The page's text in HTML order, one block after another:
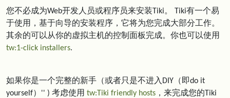
您不必成为Web开发人员或程序员来安装Tiki。 Tiki有一个易
于使用，基于向导的安装程序，它将为您完成大部分工作。
其余的可以从你的虚拟主机的控制面板完成。你也可以使用
tw:1-click installers.
如果你是一个完整的新手（或者只是不进入DIY（即do it
yourself）'' ) 考虑使用 tw:Tiki friendly hosts ，来完成您的Tiki